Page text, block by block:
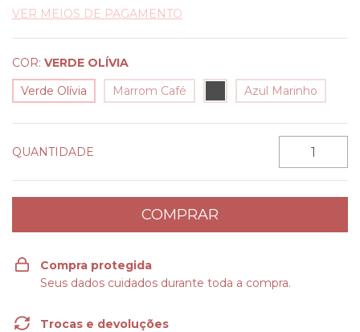
VER MEIOS DE PAGAMENTO
COR: VERDE OLÍVIA
Verde Olívia
Marrom Café Azul Marinho
QUANTIDADE
Compra protegida
Seus dados cuidados durante toda a compra.
Trocas e devoluções